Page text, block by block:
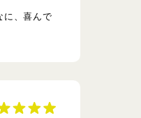
に、喜んで